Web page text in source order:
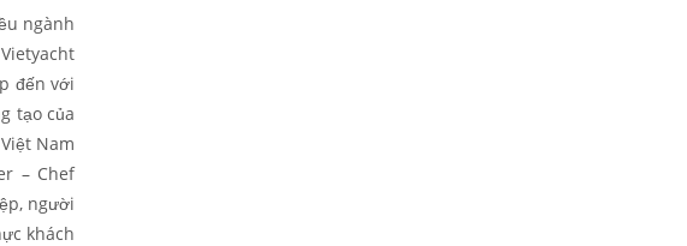
ngành
đến với
tạo của
Nam
– Chef
người
khách